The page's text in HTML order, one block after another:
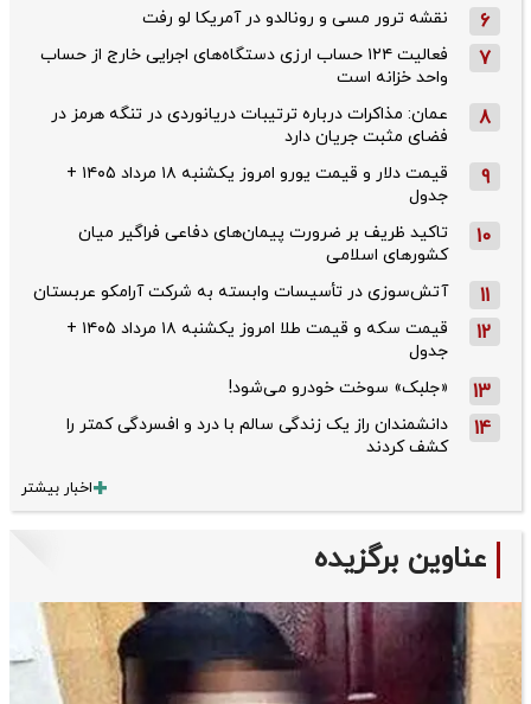
6 نقشه ترور مسی و رونالدو در آمریکا لو رفت
7
فعالیت ۱۲۴ حساب ارزی دستگاه‌های اجرایی خارج از حساب
واحد خزانه است
8
عمان: مذاکرات درباره ترتیبات دریانوردی در تنگه هرمز در
فضای مثبت جریان دارد
9
قیمت دلار و قیمت یورو امروز یکشنبه ۱۸ مرداد ۱۴۰۵ +
جدول
10
تاکید ظریف بر ضرورت پیمان‌های دفاعی فراگیر میان
کشورهای اسلامی
11 آتش‌سوزی در تأسیسات وابسته به شرکت آرامکو عربستان
12
قیمت سکه و قیمت طلا امروز یکشنبه ۱۸ مرداد ۱۴۰۵ +
جدول
13 «جلبک» سوخت خودرو می‌شود!
14
دانشمندان راز یک زندگی سالم با درد و افسردگی کمتر را
کشف کردند
اخبار بیشتر
عناوین برگزیده